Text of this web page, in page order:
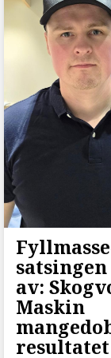
av:
Maskin